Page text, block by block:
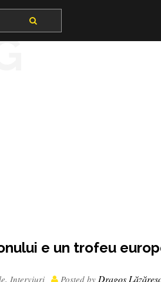
e un trofeu
, Interviuri Posted by Dragoș